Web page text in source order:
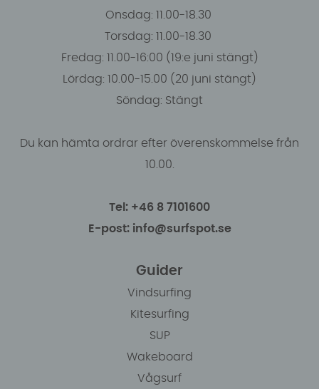
Onsdag: 11.00-18.30
Torsdag: 11.00-18.30
Fredag: 11.00-16:00 (19:e juni stängt)
Lördag: 10.00-15.00 (20 juni stängt)
Söndag: Stängt
Du kan hämta ordrar efter överenskommelse från
10.00.
Tel: +46 8 7101600
E-post: info@surfspot.se
Guider
Vindsurfing
Kitesurfing
SUP
Wakeboard
Vågsurf